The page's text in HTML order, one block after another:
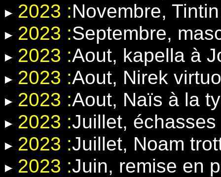
2023 :Novembre,
2023 :Septembre,
2023 :Aout, kapella à
2023 :Aout, Nirek
2023 :Aout, Naïs à la
2023 :Juillet,
2023 :Juillet, Noam
2023 :Juin, remise en